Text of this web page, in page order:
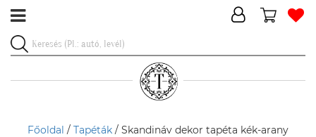
Főoldal / Tapéták / Skandináv dekor tapéta kék-arany